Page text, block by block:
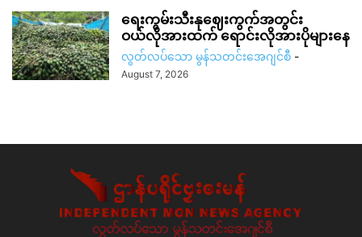
ရေးကွမ်းသီးနုဈေးကွက်အတွင်း
ဝယ်လိုအားထက် ရောင်းလိုအားပိုများနေ
လွတ်လပ်သော မွန်သတင်းအေဂျင်စီ -
August 7, 2026